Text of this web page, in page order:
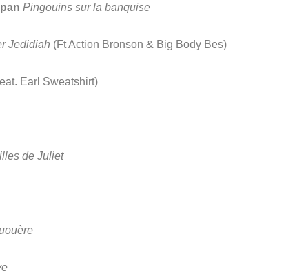
Pingouins sur la banquise
Jedidiah (Ft Action Bronson & Big Body Bes)
Earl Sweatshirt)
de Juliet